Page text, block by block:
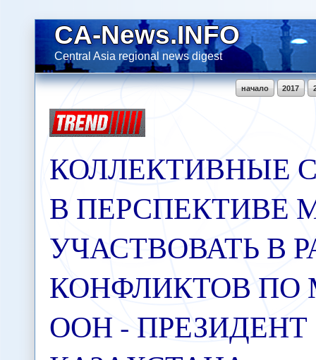
CA-News.INFO
Central Asia regional news digest
2017
начало
КОЛЛЕКТИВНЫЕ
В ПЕРСПЕКТИВЕ
УЧАСТВОВАТЬ В
КОНФЛИКТОВ ПО
ООН - ПРЕЗИДЕНТ